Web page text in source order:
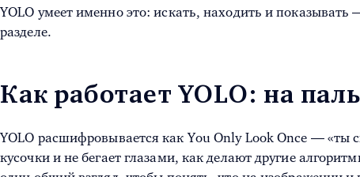
YOLO умеет именно это: искать, находить и
разделе.
Как работает YOLO: на
YOLO расшифровывается как You Only Look Once — «ты
кусочки и не бегает глазами, как делают другие